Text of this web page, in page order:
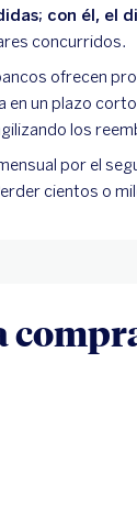
con él,
concurridos.
ofrecen
un plazo
los
por el
cientos o